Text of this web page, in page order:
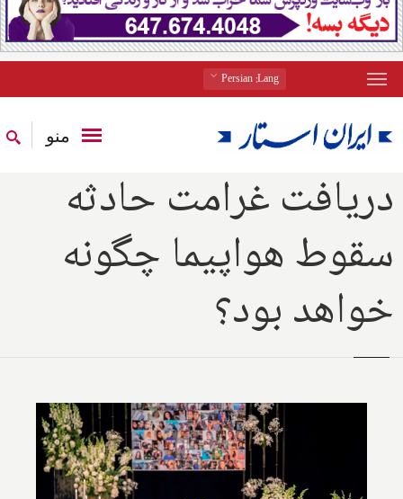
Lang
: Persian
منو
دریافت غرامت حادثه
سقوط هواپیما چگونه
خواهد بود؟